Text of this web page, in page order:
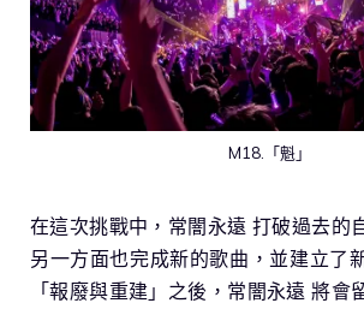
M18.「魁」
在這次挑戰中，常闇永遠 打破過去的
另一方面也完成新的歌曲，並建立了
「報廢與重建」之後，常闇永遠 將會